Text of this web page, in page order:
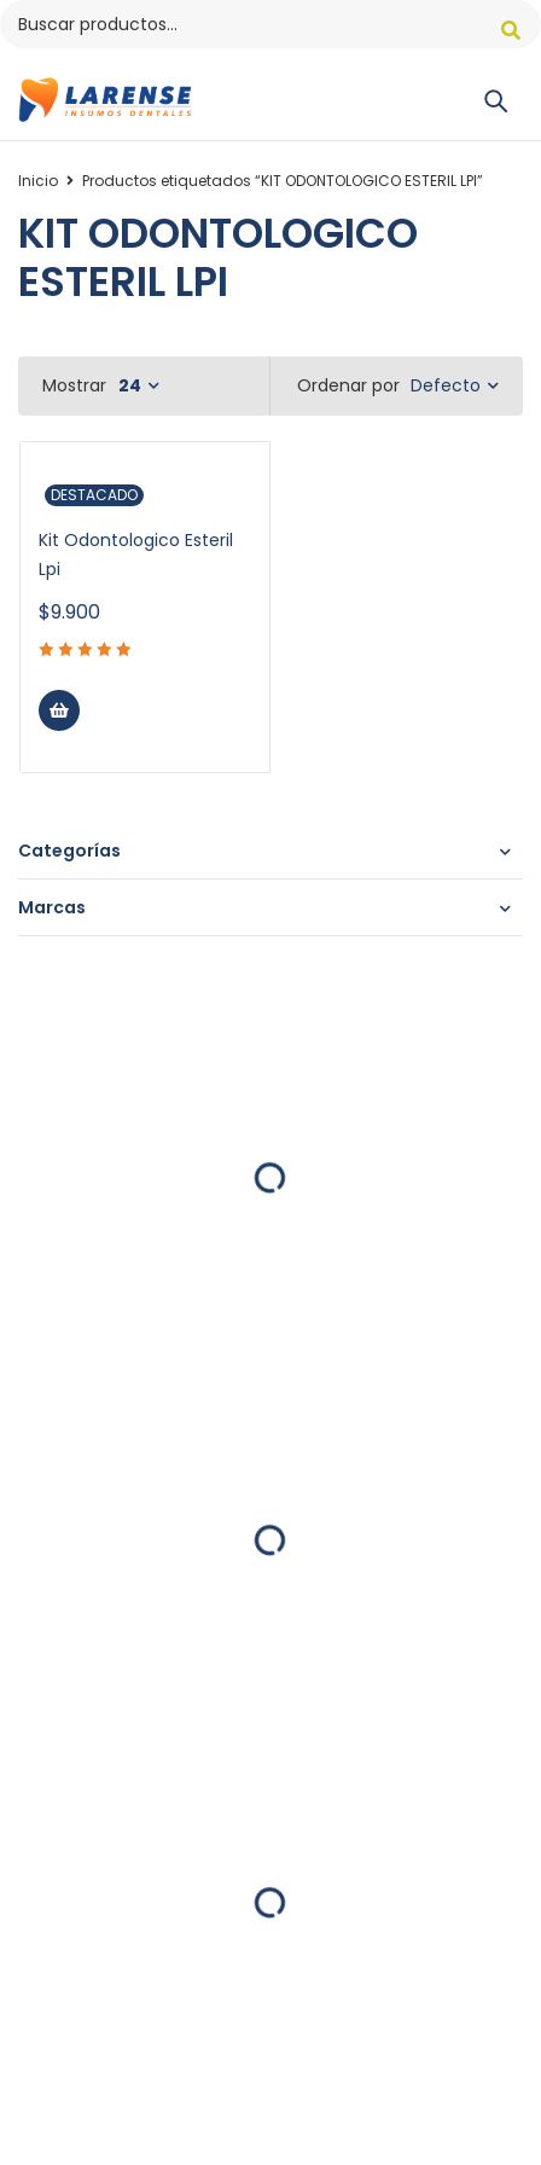
Inicio Productos etiquetados “KIT ODONTOLOGICO ESTERIL LPI”
KIT ODONTOLOGICO
ESTERIL LPI
Categorías
Marcas
Ordenar por Defecto
Mostrar 24
DESTACADO
Kit Odontologico Esteril
Lpi
$9.900